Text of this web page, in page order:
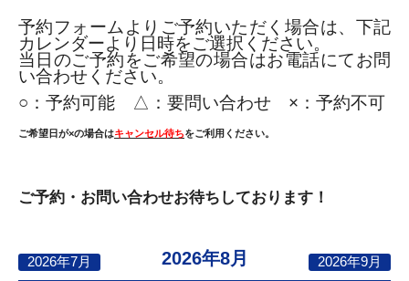
予約フォームよりご予約いただく場合は、下記
カレンダーより日時をご選択ください。
当日のご予約をご希望の場合はお電話にてお問
い合わせください。
○： 予約可能 △：要問い合わせ ×：予約不可
ご希望日が×の場合はキャンセル待ちをご利用ください。
ご予約・お問い合わせお待ちしております！
2026年8月
2026年7月 2026年9月